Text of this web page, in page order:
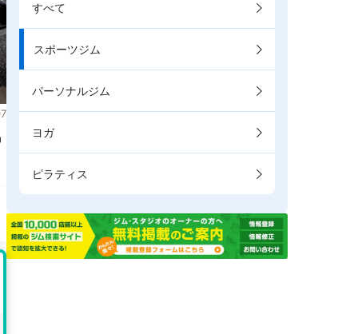
すべて
スポーツジム
パーソナルジム
ヨガ
ピラティス